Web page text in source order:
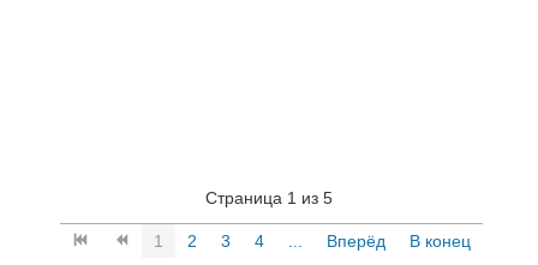
Страница 1 из 5
1 2 3 4 Вперёд В конец